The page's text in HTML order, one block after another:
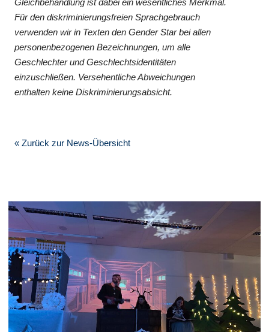
Für den diskriminierungsfreien Sprachgebrauch
verwenden wir in Texten den Gender Star bei allen
personenbezogenen Bezeichnungen, um alle
Geschlechter und Geschlechtsidentitäten
einzuschließen. Versehentliche Abweichungen
enthalten keine Diskriminierungsabsicht.
« Zurück zur News-Übersicht